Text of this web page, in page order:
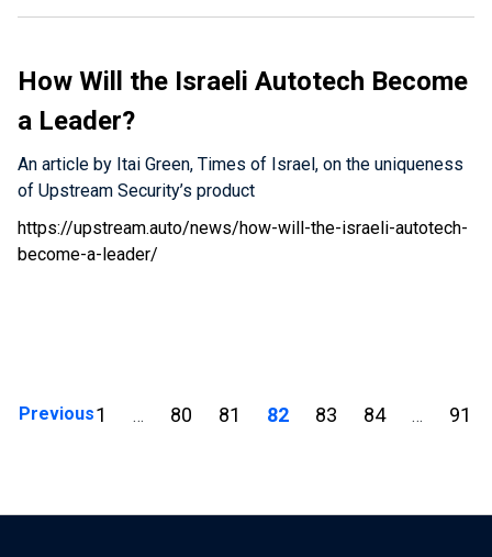
ドングルを経由してインターネット接続ができる自動車で
す。このデータ接続を介して、自動車 は自動車用クラウ
ドに接続します。自動車用クラウドでは、OEMやフリー
トオペレーターが、テレ マティクス、モバイルアプリケ
ーションサーバ、LiDAR、地図など幅広いアプリケーショ
分は携帯電話であり、携帯電話を利用してユーザはド ア
の開錠、エンジンをかける、遠隔操作で自動車を道路に出
満たすための唯一の方法はクラウドを使うことであること
、クラウドを利用することによって、我々のソフトウェア
を迅速にアップグレードできるうえ、既 存の自動車への
にハッカーの一手先を進 むことができます。いったんイ
ンストールが行われると、Upstreamのプラットフォーム
は3つの情報 源からデータを収集します。まずは、コネク
テッドカーに入っているTCUからのデータストリーム で
データを解析し、コネクテッドカーサービス全体をモデ
カーサービスにおける特定 の車両の動作も理解していま
How Will the Israeli Autotech Become
a Leader?
An article by Itai Green, Times of Israel, on the uniqueness
of Upstream Security’s product
https://upstream.auto/news/how-will-the-israeli-autotech-
become-a-leader/
PreviousPosts navigation
1 … 80 81 82 83 84 … 91